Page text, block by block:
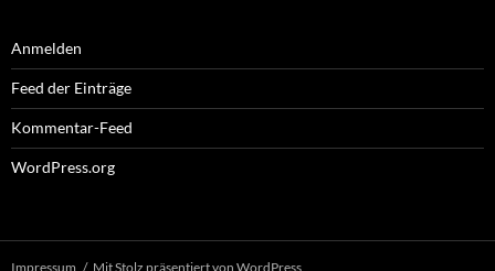
Anmelden
Feed der Einträge
Kommentar-Feed
WordPress.org
Impressum Mit Stolz präsentiert von WordPress